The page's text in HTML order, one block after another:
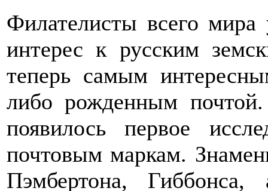
Филателисты всего
интерес к русским
теперь самым
либо рожденным
появилось первое
почтовым маркам.
Пэмбертона, Гиббонса,